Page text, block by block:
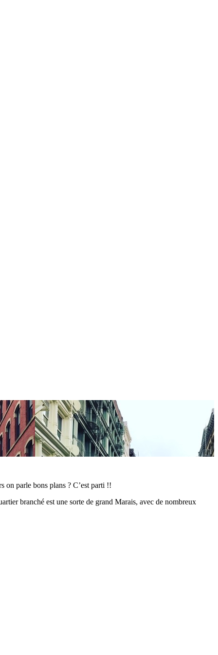
on parle bons plans ? C’est parti !!
branché est une sorte de grand Marais, avec de nombreux